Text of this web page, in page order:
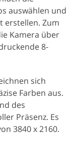
auswählen und
erstellen. Zum
Kamera über
8-
sich
Farben aus.
des
Präsenz. Es
3840 x 2160.